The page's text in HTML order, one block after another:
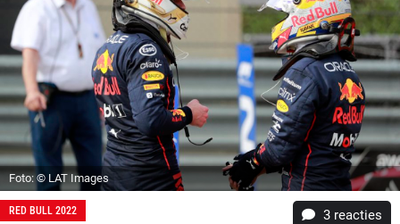
Foto: © LAT Images
RED BULL 2022 3 reacties